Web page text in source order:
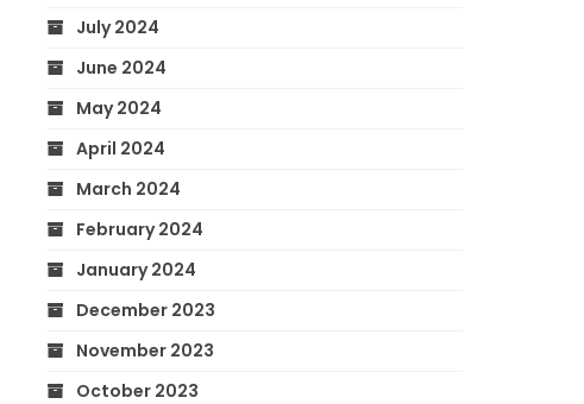
July 2024
June 2024
May 2024
April 2024
March 2024
February 2024
January 2024
December 2023
November 2023
October 2023